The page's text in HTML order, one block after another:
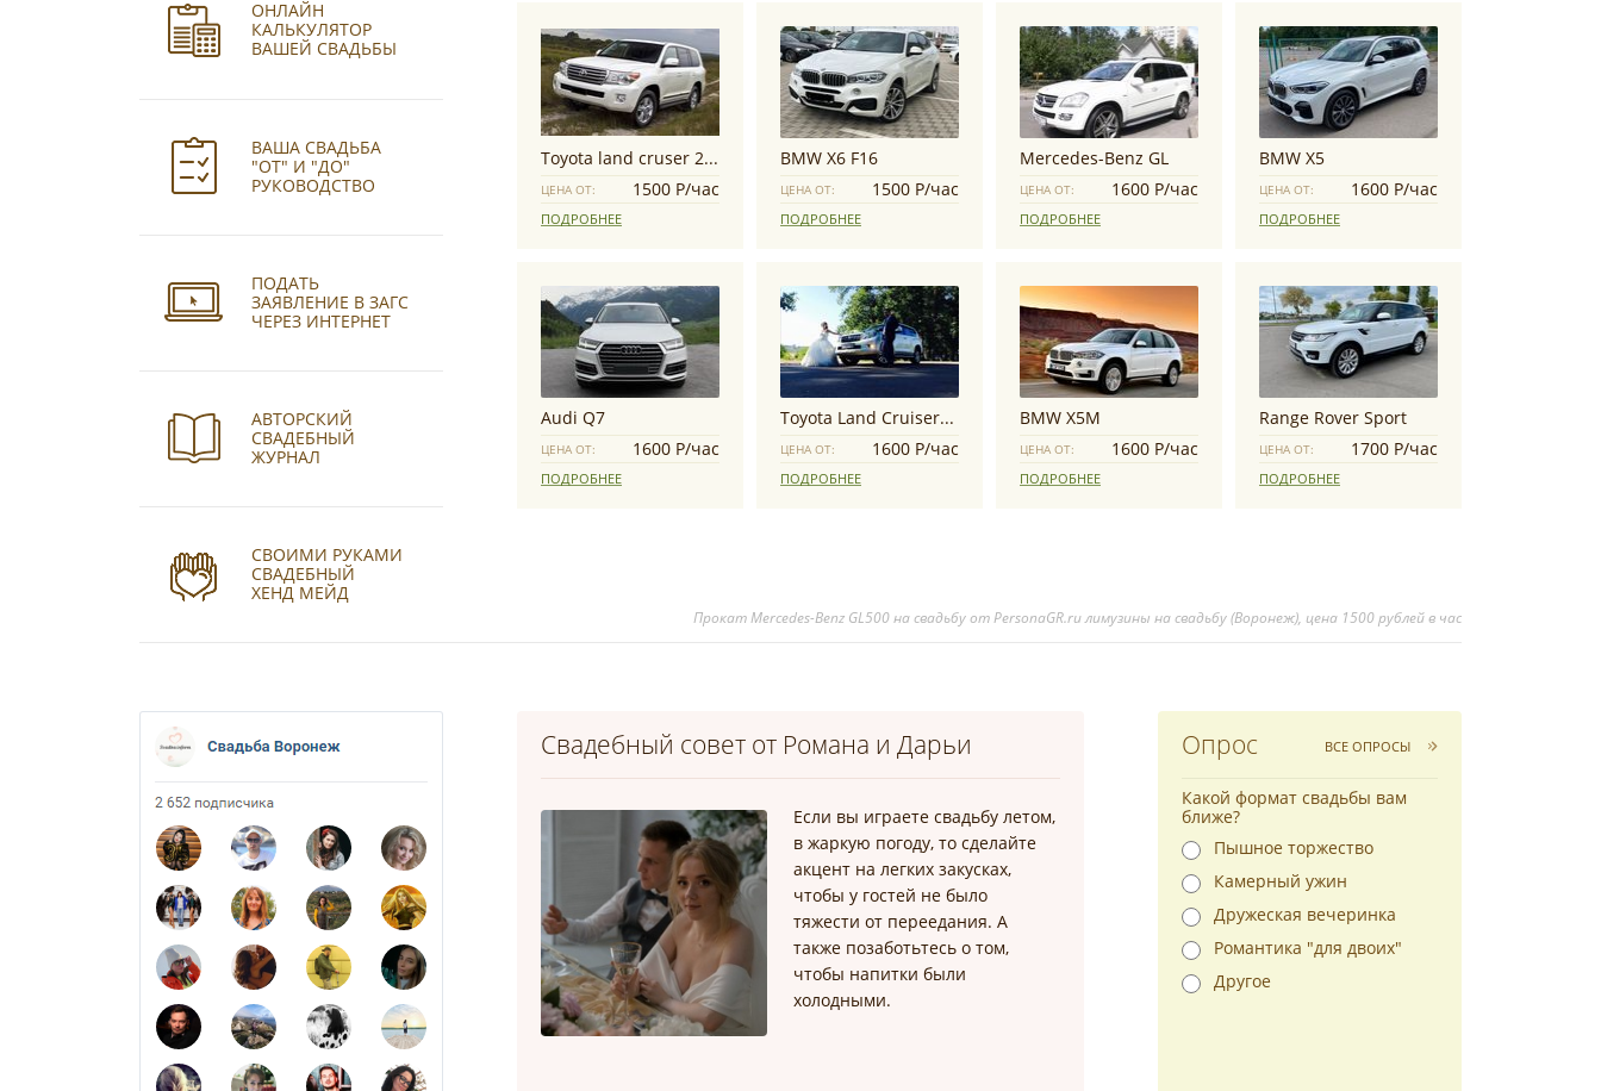
Toyota land cruser 200
ЦЕНА ОТ: 1500 Р/час
ПОДРОБНЕЕ
BMW X6 F16
ЦЕНА ОТ: 1500 Р/час
ПОДРОБНЕЕ
Mercedes-Benz GL
ЦЕНА ОТ: 1600 Р/час
ПОДРОБНЕЕ
BMW X5
ЦЕНА ОТ: 1600 Р/час
ПОДРОБНЕЕ
Audi Q7
ЦЕНА ОТ: 1600 Р/час
ПОДРОБНЕЕ
Toyota Land Cruiser Prado
ЦЕНА ОТ: 1600 Р/час
ПОДРОБНЕЕ
BMW X5M
ЦЕНА ОТ: 1600 Р/час
ПОДРОБНЕЕ
Range Rover Sport
ЦЕНА ОТ: 1700 Р/час
ПОДРОБНЕЕ
Прокат Mercedes-Benz GL500 на свадьбу от PersonaGR.ru лимузины на свадьбу (Воронеж), цена 1500 рублей в час
ОНЛАЙН
КАЛЬКУЛЯТОР
ВАШЕЙ СВАДЬБЫ
ВАША СВАДЬБА
"ОТ" И "ДО"
РУКОВОДСТВО
ПОДАТЬ
ЗАЯВЛЕНИЕ В ЗАГС
ЧЕРЕЗ ИНТЕРНЕТ
АВТОРСКИЙ
СВАДЕБНЫЙ
ЖУРНАЛ
СВОИМИ РУКАМИ
СВАДЕБНЫЙ
ХЕНД МЕЙД
Свадебный совет от Романа и Дарьи
Если вы играете свадьбу летом,
в жаркую погоду, то сделайте
акцент на легких закусках,
чтобы у гостей не было
тяжести от переедания. А
также позаботьтесь о том,
чтобы напитки были
холодными.
Опрос ВСЕ ОПРОСЫ
Какой формат свадьбы вам
ближе?
Пышное торжество
Камерный ужин
Дружеская вечеринка
Романтика "для двоих"
Другое